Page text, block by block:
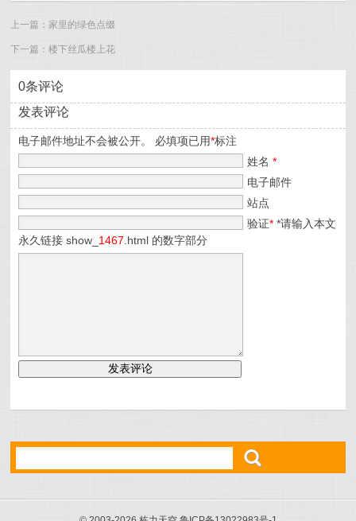
上一篇：家里的绿色点缀
下一篇：楼下丝瓜楼上花
0条评论
发表评论
电子邮件地址不会被公开。 必填项已用*标注
姓名*
电子邮件
站点
验证* *请输入本文
永久链接 show_ 1467.html 的数字部分
ő